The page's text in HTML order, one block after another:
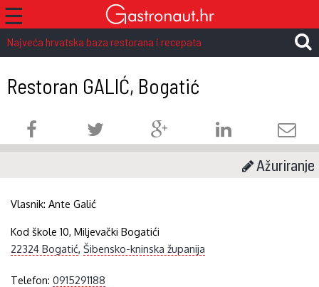
☰
Najveća hrvatska baza restorana i recepata
Restoran GALIĆ, Bogatić
Ažuriranje
Vlasnik:Ante Galić
Kod škole 10, Miljevački Bogatići
22324 Bogatić,Šibensko-kninska županija
Telefon:0915291188